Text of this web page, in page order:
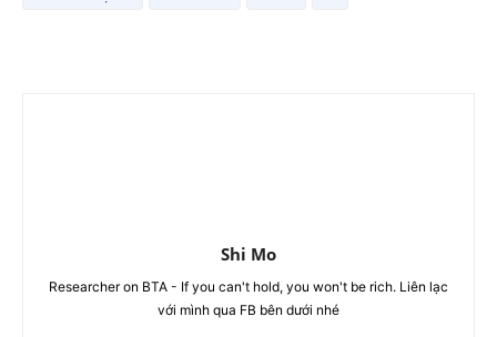
Shi Mo
Researcher on BTA - If you can't hold, you won't be rich. Liên lạc
với mình qua FB bên dưới nhé